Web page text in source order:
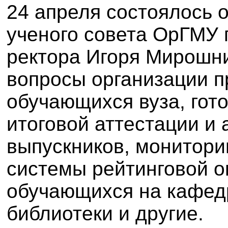
24 апреля состоялось
ученого совета ОрГМУ
ректора Игоря
вопросы организации
обучающихся вуза,
итоговой аттестации и
выпускников,
системы рейтинговой
обучающихся на
библиотеки и другие.